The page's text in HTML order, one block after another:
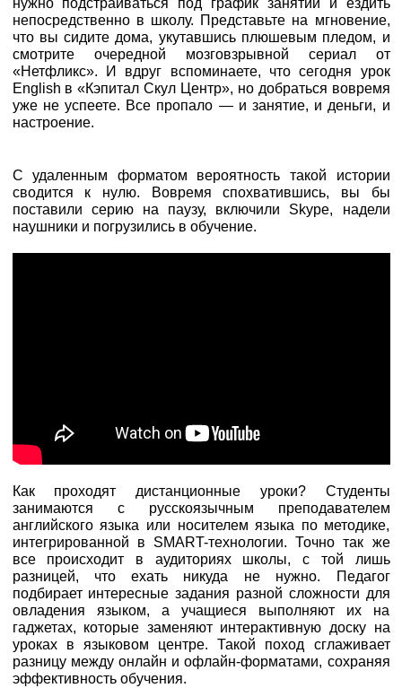
непосредственно в школу. Представьте на мгновение,
что вы сидите дома, укутавшись плюшевым пледом, и
смотрите очередной мозговзрывной сериал от
«Нетфликс». И вдруг вспоминаете, что сегодня урок
English в «Кэпитал Скул Центр», но добраться вовремя
уже не успеете. Все пропало — и занятие, и деньги, и
настроение.
С удаленным форматом вероятность такой истории
сводится к нулю. Вовремя спохватившись, вы бы
поставили серию на паузу, включили Skype, надели
наушники и погрузились в обучение.
Как проходят дистанционные уроки? Студенты
занимаются с русскоязычным преподавателем
английского языка или носителем языка по методике,
интегрированной в SMART-технологии. Точно так же
все происходит в аудиториях школы, с той лишь
разницей, что ехать никуда не нужно. Педагог
подбирает интересные задания разной сложности для
овладения языком, а учащиеся выполняют их на
гаджетах, которые заменяют интерактивную доску на
уроках в языковом центре. Такой поход сглаживает
разницу между онлайн и офлайн-форматами, сохраняя
эффективность обучения.